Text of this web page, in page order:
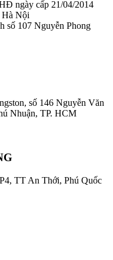
ngày cấp 21/04/2014
Nội
số 107 Nguyễn Phong
số 146 Nguyễn Văn
Nhuận, TP. HCM
TT An Thới, Phú Quốc